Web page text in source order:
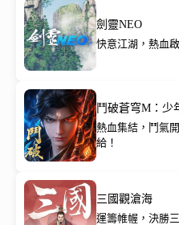
劍靈NEO
快意江湖，熱血
鬥破蒼穹M：少
熱血集結，鬥氣
給！
三國觀滄海
運籌帷幄，決勝